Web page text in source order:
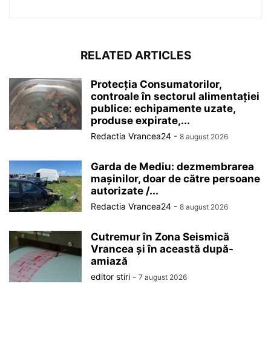
RELATED ARTICLES
Protecția Consumatorilor,
controale în sectorul alimentației
publice: echipamente uzate,
produse expirate,...
Redactia Vrancea24 - 8 august 2026
Garda de Mediu: dezmembrarea
mașinilor, doar de către persoane
autorizate /...
Redactia Vrancea24 - 8 august 2026
Cutremur în Zona Seismică
Vrancea și în această după-
amiază
editor stiri - 7 august 2026